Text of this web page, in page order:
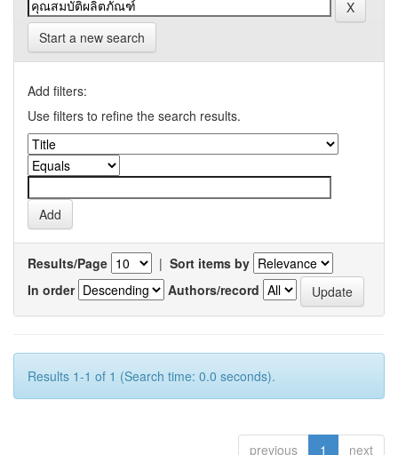
Start a new search
Add filters:
Use filters to refine the search results.
Results/Page | Sort items by
In order
Authors/record
Results 1-1 of 1 (Search time: 0.0 seconds).
previous 1 next